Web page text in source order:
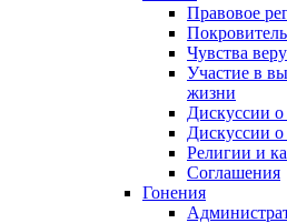
Правовое
Чувства
Участие в
жизни
Дискуссии о
Дискуссии
Религии и
Соглашения
Гонения